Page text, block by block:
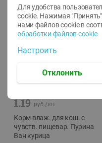
1.19 руб./шт
Корм влаж. для кош. с
чувств. пищевар. Пурина
Ван курица
Для удобства
cookie. Нажимая
нами файлов cookie в
обработки файлов cookie
Настроить
Отклонить